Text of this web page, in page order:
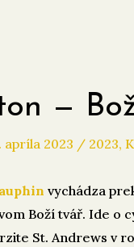
—
apríla 2023 / 2023,
vychádza
Boží tvář. Ide o
St. Andrews v